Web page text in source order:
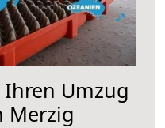
Ihren Umzug
Merzig